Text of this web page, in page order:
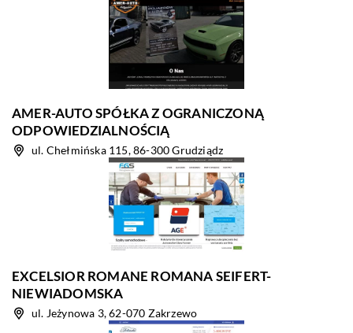
AMER-AUTO SPÓŁKA Z OGRANICZONĄ
ODPOWIEDZIALNOŚCIĄ
ul. Chełmińska 115, 86-300 Grudziądz
EXCELSIOR ROMANE ROMANA SEIFERT-
NIEWIADOMSKA
ul. Jeżynowa 3, 62-070 Zakrzewo